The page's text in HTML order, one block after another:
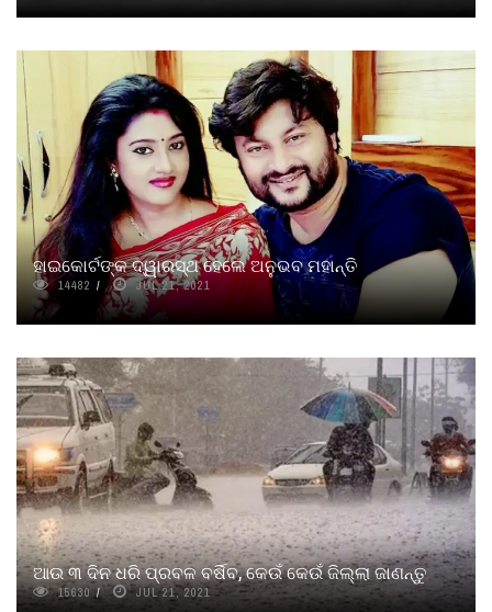
ହାଇକୋର୍ଟଙ୍କ ଦ୍ୱାରସ୍ଥ ହେଲେ ଅନୁଭବ ମହାନ୍ତି
14482 JUL 21, 2021
ଆଉ ୩ ଦିନ ଧରି ପ୍ରବଳ ବର୍ଷିବ, କେଉଁ କେଉଁ ଜିଲ୍ଲା ଜାଣନ୍ତୁ
15630 JUL 21, 2021